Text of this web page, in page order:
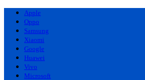
Apple
Oppo
Samsung
Xiaomi
Google
Huawei
Vivo
Microsoft